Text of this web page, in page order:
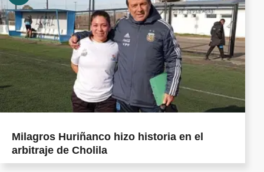
Milagros Huriñanco hizo historia en el
arbitraje de Cholila